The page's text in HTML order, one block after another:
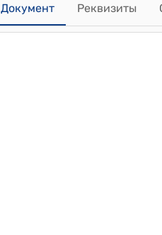
Документ Реквизиты